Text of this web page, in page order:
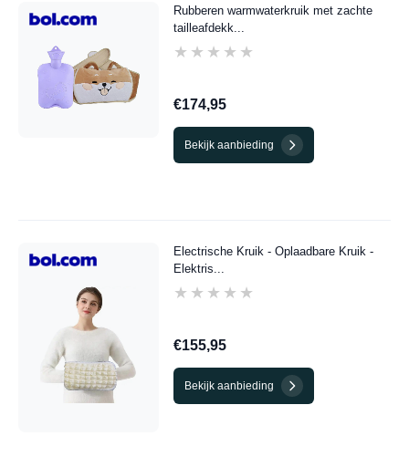
Rubberen warmwaterkruik met zachte
tailleafdekk...
★★★★★
★★★★★
€174,95
Bekijk aanbieding
Electrische Kruik - Oplaadbare Kruik -
Elektris...
★★★★★
★★★★★
€155,95
Bekijk aanbieding